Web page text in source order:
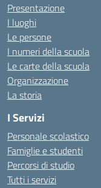
Presentazione
I luoghi
Le persone
I numeri della scuola
Le carte della scuola
Organizzazione
La storia
I Servizi
Personale scolastico
Famiglie e studenti
Percorsi di studio
Tutti i servizi